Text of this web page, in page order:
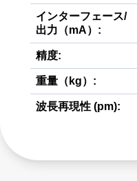
インターフェース/
出力（mA）:
精度:
重量（kg）:
波長再現性 (pm):